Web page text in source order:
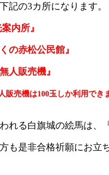
記の3カ所になります。
内所』
の赤松公民館』
人販売機』
販売機は100玉しか利用でき
れる白旗城の絵馬は、
も是非合格祈願にお立